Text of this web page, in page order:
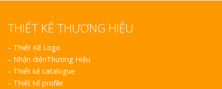
THIẾT KẾ THƯƠNG HIỆU
– Thiết Kế Logo
– Nhận diệnThương Hiệu
– Thiết kế catalogue
– Thiết kế profile